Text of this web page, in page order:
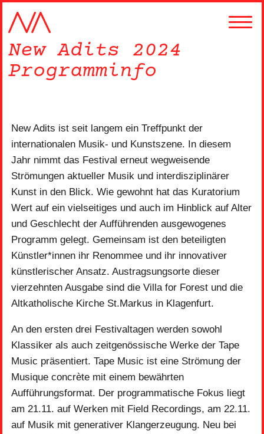
New Adits 2024
Programminfo
New Adits ist seit langem ein Treffpunkt der
internationalen Musik- und Kunstszene. In diesem
Jahr nimmt das Festival erneut wegweisende
Strömungen aktueller Musik und interdisziplinärer
Kunst in den Blick. Wie gewohnt hat das Kuratorium
Wert auf ein vielseitiges und auch im Hinblick auf Alter
und Geschlecht der Aufführenden ausgewogenes
Programm gelegt. Gemeinsam ist den beteiligten
Künstler*innen ihr Renommee und ihr innovativer
künstlerischer Ansatz. Austragsungsorte dieser
vierzehnten Ausgabe sind die Villa for Forest und die
Altkatholische Kirche St.Markus in Klagenfurt.
An den ersten drei Festivaltagen werden sowohl
Klassiker als auch zeitgenössische Werke der Tape
Music präsentiert. Tape Music ist eine Strömung der
Musique concrète mit einem bewährten
Aufführungsformat. Der programmatische Fokus liegt
am 21.11. auf Werken mit Field Recordings, am 22.11.
auf Musik mit generativer Klangerzeugung. Neu bei